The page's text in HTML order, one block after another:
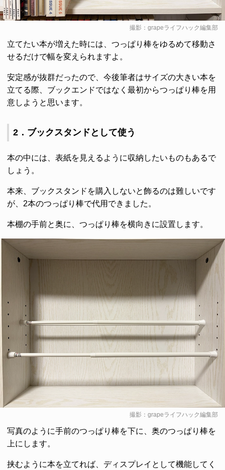
撮影：grapeライフハック編集部
立てたい本が増えた時には、つっぱり棒をゆるめて移動さ
せるだけで幅を変えられますよ。
安定感が抜群だったので、今後筆者はサイズの大きい本を
立てる際、ブックエンドではなく最初からつっぱり棒を用
意しようと思います。
2．ブックスタンドとして使う
本の中には、表紙を見えるように収納したいものもあるで
しょう。
本来、ブックスタンドを購入しないと飾るのは難しいです
が、2本のつっぱり棒で代用できました。
本棚の手前と奥に、つっぱり棒を横向きに設置します。
撮影：grapeライフハック編集部
写真のように手前のつっぱり棒を下に、奥のつっぱり棒を
上にします。
挟むように本を立てれば、ディスプレイとして機能してく